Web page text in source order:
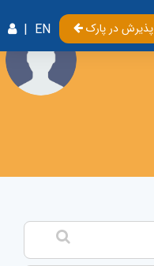
EN
| پذیرش در پارک